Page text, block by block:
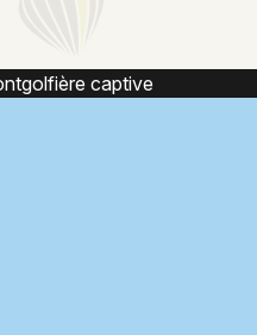
Vol en montgolfière